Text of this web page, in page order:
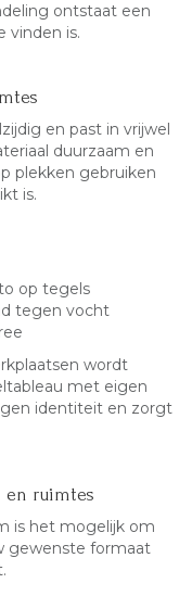
ontstaat een
vinden is.
en past in vrijwel
duurzaam en
plekken gebruiken
is.
op tegels
tegen vocht
wordt
met eigen
identiteit en zorgt
en ruimtes
is het mogelijk om
gewenste formaat